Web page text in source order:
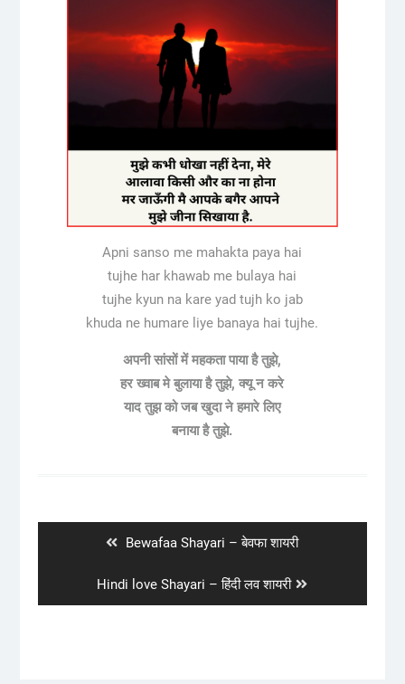
Apni sanso me mahakta paya hai
tujhe har khawab me bulaya hai
tujhe kyun na kare yad tujh ko jab
khuda ne humare liye banaya hai tujhe.
अपनी सांसों में महकता पाया है तुझे,
हर ख्वाब मे बुलाया है तुझे, क्यू न करे
याद तुझ को जब खुदा ने हमारे लिए
बनाया है तुझे.
Previous
Bewafaa Shayari – बेवफा शायरी
Next
post:
Hindi love Shayari – हिंदी लव शायरी